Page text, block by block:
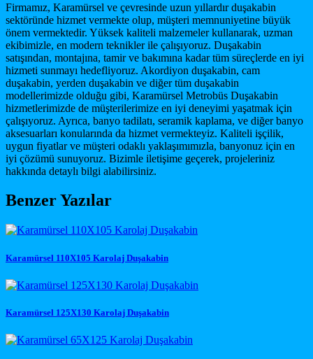
Firmamız, Karamürsel ve çevresinde uzun yıllardır duşakabin
sektöründe hizmet vermekte olup, müşteri memnuniyetine büyük
önem vermektedir. Yüksek kaliteli malzemeler kullanarak, uzman
ekibimizle, en modern teknikler ile çalışıyoruz. Duşakabin
satışından, montajına, tamir ve bakımına kadar tüm süreçlerde en iyi
hizmeti sunmayı hedefliyoruz. Akordiyon duşakabin, cam
duşakabin, yerden duşakabin ve diğer tüm duşakabin
modellerimizde olduğu gibi, Karamürsel Metrobüs Duşakabin
hizmetlerimizde de müşterilerimize en iyi deneyimi yaşatmak için
çalışıyoruz. Ayrıca, banyo tadilatı, seramik kaplama, ve diğer banyo
aksesuarları konularında da hizmet vermekteyiz. Kaliteli işçilik,
uygun fiyatlar ve müşteri odaklı yaklaşımımızla, banyonuz için en
iyi çözümü sunuyoruz. Bizimle iletişime geçerek, projeleriniz
hakkında detaylı bilgi alabilirsiniz.
Benzer Yazılar
Karamürsel 110X105 Karolaj Duşakabin
Karamürsel 125X130 Karolaj Duşakabin